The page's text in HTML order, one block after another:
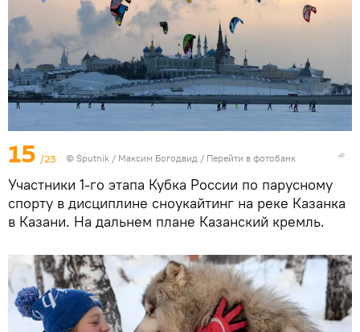
15 /23 © Sputnik / Максим Богодвид / Перейти в фотобанк
Участники 1-го этапа Кубка России по парусному
спорту в дисциплине сноукайтинг на реке Казанка
в Казани. На дальнем плане Казанский кремль.